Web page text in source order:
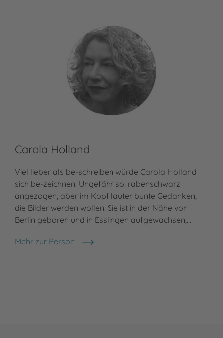
Carola Holland
Viel lieber als be-schreiben würde Carola Holland
sich be-zeichnen. Ungefähr so: rabenschwarz
angezogen, aber im Kopf lauter bunte Gedanken,
die Bilder werden wollen. Sie ist in der Nähe von
Berlin geboren und in Esslingen aufgewachsen,…
Mehr zur Person
Carola Holland